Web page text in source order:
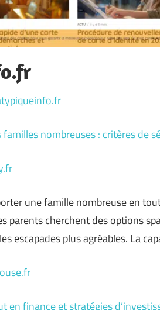
nombreuses : critères de
une famille nombreuse en
parents cherchent des options
escapades plus agréables. La
en finance et stratégies